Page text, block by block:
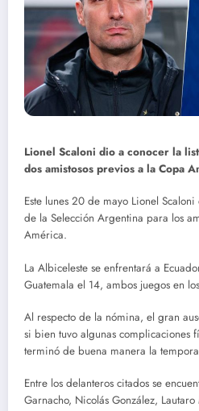
Lionel Scaloni dio a conocer la
dos amistosos previos a la Copa
Este lunes 20 de mayo Lionel
de la Selección Argentina para los
América.
La Albiceleste se enfrentará a
Guatemala el 14, ambos juegos en
Al respecto de la nómina, el gran
si bien tuvo algunas complicaciones
terminó de buena manera la
Entre los delanteros citados se
Garnacho, Nicolás González,